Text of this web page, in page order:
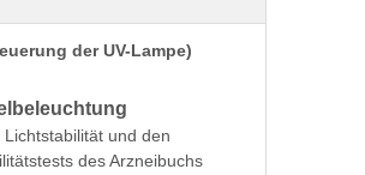
der UV-Lampe)
und den
des Arzneibuchs